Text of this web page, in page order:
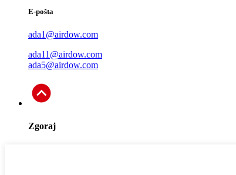
E-pošta
ada1@airdow.com
ada11@airdow.com
ada5@airdow.com
Zgoraj